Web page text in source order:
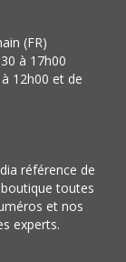
(FR)
à 17h00
12h00 et de
référence de
toutes
et nos
experts.